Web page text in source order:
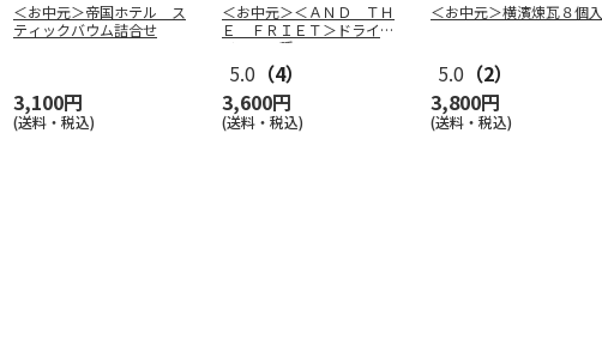
＜お中元＞帝国ホテル ス
ティックバウム詰合せ
3,100円
(送料・税込)
＜お中元＞＜ＡＮＤ ＴＨ
Ｅ ＦＲＩＥＴ＞ドライフ
リット５種
5.0 （4）
3,600円
(送料・税込)
＜お中元＞横濱煉瓦８個入
5.0 （2）
3,800円
(送料・税込)